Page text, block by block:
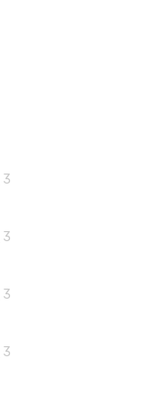
3
3
3
3